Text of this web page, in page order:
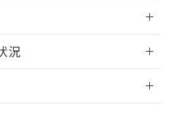
。
ン/会員登録
況
例
ておりました。
への在庫切替を完了
特段のことがない限
より割愛しておりま